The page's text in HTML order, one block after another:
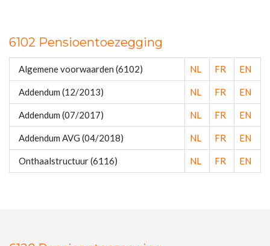
6102 Pensioentoezegging
Algemene voorwaarden (6102) NL FR EN
Addendum (12/2013) NL FR EN
Addendum (07/2017) NL FR EN
Addendum AVG (04/2018) NL FR EN
Onthaalstructuur (6116) NL FR EN